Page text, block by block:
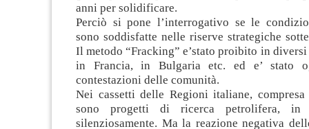
anni per solidificare.
Perciò si pone l’interrogativo se le
sono soddisfatte nelle riserve strategiche
Il metodo “Fracking” e’stato proibito in
in Francia, in Bulgaria etc. ed e’ stato
contestazioni delle comunità.
Nei cassetti delle Regioni italiane,
sono progetti di ricerca petrolifera, in
silenziosamente. Ma la reazione negativa